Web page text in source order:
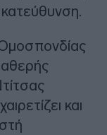
και